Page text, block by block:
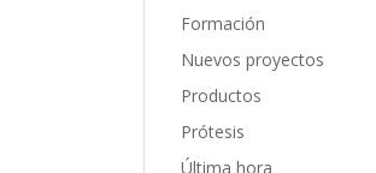
Formación
Nuevos proyectos
Productos
Prótesis
Última hora